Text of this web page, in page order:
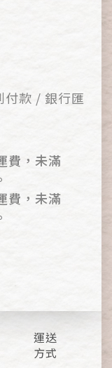
款 / 銀行匯
費，未滿
費，未滿
運送
方式